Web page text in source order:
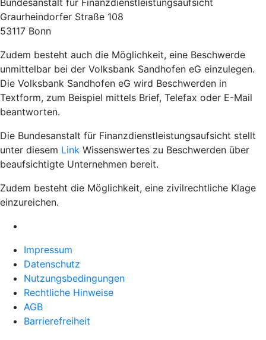
Bundesanstalt für Finanzdienstleistungsaufsicht
Graurheindorfer Straße 108
53117 Bonn
Zudem besteht auch die Möglichkeit, eine Beschwerde
unmittelbar bei der Volksbank Sandhofen eG einzulegen.
Die Volksbank Sandhofen eG wird Beschwerden in
Textform, zum Beispiel mittels Brief, Telefax oder E-Mail
beantworten.
Die Bundesanstalt für Finanzdienstleistungsaufsicht stellt
unter diesem Link Wissenswertes zu Beschwerden über
beaufsichtigte Unternehmen bereit.
Zudem besteht die Möglichkeit, eine zivilrechtliche Klage
einzureichen.
Impressum
Datenschutz
Nutzungsbedingungen
Rechtliche Hinweise
AGB
Barrierefreiheit